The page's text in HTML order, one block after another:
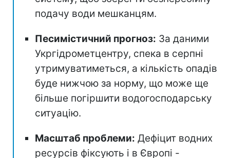
подачу води мешканцям.
Песимістичний прогноз: За даними
Укргідрометцентру, спека в серпні
утримуватиметься, а кількість опадів
буде нижчою за норму, що може ще
більше погіршити водогосподарську
ситуацію.
Масштаб проблеми: Дефіцит водних
ресурсів фіксують і в Європі -